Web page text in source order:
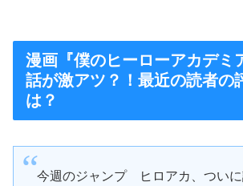
漫画『僕のヒーローアカデミ
話が激アツ？！最近の読者の
は？
今週のジャンプ ヒロアカ、つい